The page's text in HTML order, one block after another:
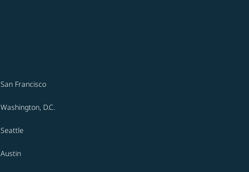
San Francisco
Washington, D.C.
Seattle
Austin